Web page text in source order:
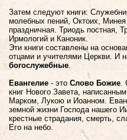
Затем следуют книги:
молебных пений, Октоих,
праздничная. Триодь постная,
Ирмологий и Каноник.
Эти книги составлены на
отцами и учителями Церкви. И
богослужебные.
Евангелие- это Слово Божие.
книг Нового Завета,
Марком, Лукою и Иоанном.
земной жизни Господа нашего
крестные страдания, смерть,
Его на небо.